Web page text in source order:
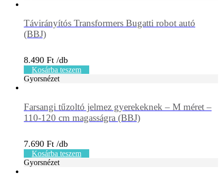
Távirányítós Transformers Bugatti robot autó
(BBJ)
8.490 Ft
Kosárba teszem
Gyorsnézet
Farsangi tűzoltó jelmez gyerekeknek – M méret –
110-120 cm magasságra (BBJ)
7.690 Ft
Kosárba teszem
Gyorsnézet